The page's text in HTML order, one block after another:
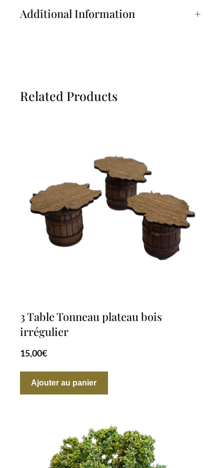
Additional Information +
Related Products
3 Table Tonneau plateau bois
irrégulier
15,00€
Ajouter au panier